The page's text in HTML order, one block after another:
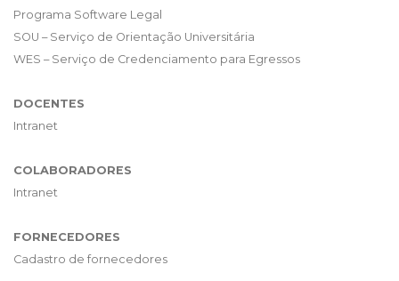
Programa Software Legal
SOU – Serviço de Orientação Universitária
WES – Serviço de Credenciamento para Egressos
DOCENTES
Intranet
COLABORADORES
Intranet
FORNECEDORES
Cadastro de fornecedores